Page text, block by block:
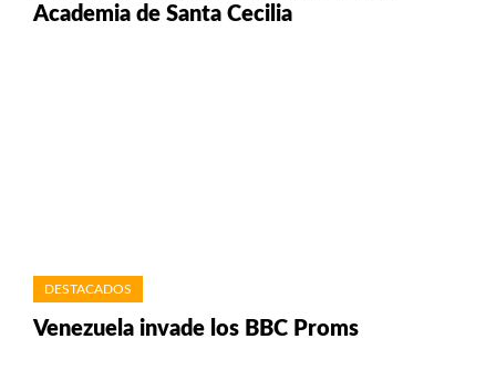
Academia de Santa Cecilia
DESTACADOS
Venezuela invade los BBC Proms